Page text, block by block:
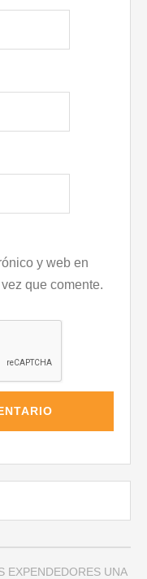
y web en
que comente.
EXPENDEDORES UNA